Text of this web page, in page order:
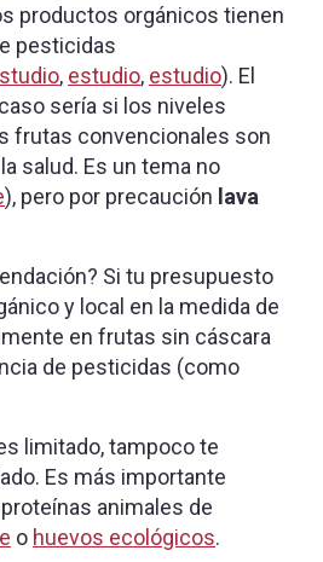
productos orgánicos tienen
pesticidas
, estudio, estudio). El
sería si los niveles
frutas convencionales son
salud. Es un tema no
), pero por precaución lava
Si tu presupuesto
y local en la medida de
en frutas sin cáscara
de pesticidas (como
limitado, tampoco te
Es más importante
animales de
o huevos ecológicos.